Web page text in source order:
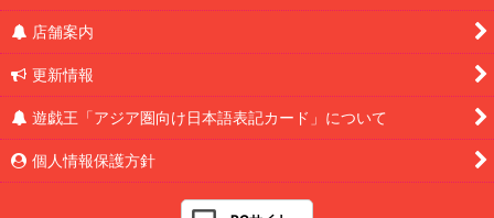
店舗案内
更新情報
遊戯王「アジア圏向け日本語表記カード」について
個人情報保護方針